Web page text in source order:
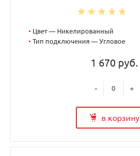
• Цвет — Никелированный
• Тип подключения — Угловое
1 670 руб.
- +
в корзину